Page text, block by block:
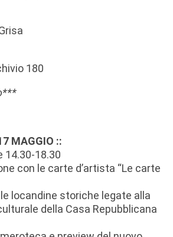
180
MAGGIO ::
14.30-18.30
con le carte d’artista “Le carte
locandine storiche legate alla
della Casa Repubblicana